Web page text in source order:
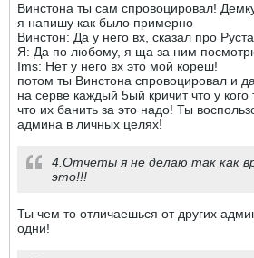
Винстона ты сам спровоцировал!
я напишу как было примерно
Винстон: Да у него вх, сказал про
Я: Да по любому, я ща за ним
Ims: Нет у него вх это мой кореш!
потом ты Винстона спровоцировал и
на серве каждый 5ый кричит что у кого
что их банить за это надо! Ты
админа в личных целях!
4.Отчеты я не делаю так как
это!!!
Ты чем то отличаешься от других
одни!